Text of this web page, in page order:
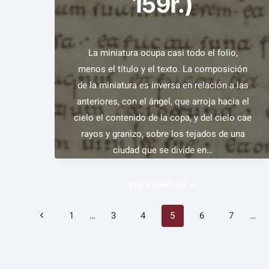
SOBRE
SOL
(FOL.
155R.)
La miniatura ocupa casi todo el folio,
menos el título y el texto. La composición
de la miniatura es inversa en relación a las
anteriores, con el ángel, que arroja hacia el
cielo el contenido de la copa, y del cielo cae
rayos y granizo, sobre los tejados de una
ciudad que se divide en…
ÁNGEL
Navegación
Página
1 … 3 4 5 6 7 …